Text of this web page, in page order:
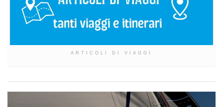
ARTICOLI DI VIAGGI